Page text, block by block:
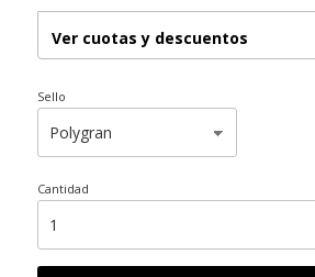
Ver cuotas y descuentos
Sello
Cantidad